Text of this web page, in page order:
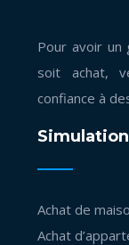
Pour avoir un
soit achat,
confiance à
Achat de
Achat